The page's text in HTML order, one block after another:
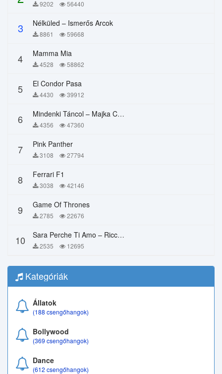
9202 56440
3 Nélküled – Ismerős Arcok
8861 59668
4 Mamma Mia
4528 58862
5 El Condor Pasa
4430 39912
6 Mindenki Táncol – Majka Curtis, Péter Majoros
4356 47360
7 Pink Panther
3108 27794
8 Ferrari F1
3038 42146
9 Game Of Thrones
2785 22676
10 Sara Perche Ti Amo – Ricchi E Poveri
2535 12695
Kategóriák
Állatok
(188 csengőhangok)
Bollywood
(369 csengőhangok)
Dance
(612 csengőhangok)